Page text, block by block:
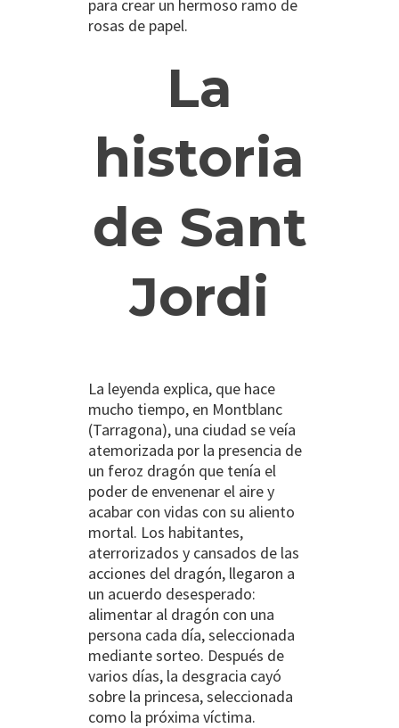
para crear un hermoso ramo de
rosas de papel.
La
historia
de Sant
Jordi
La leyenda explica, que hace
mucho tiempo, en Montblanc
(Tarragona), una ciudad se veía
atemorizada por la presencia de
un feroz dragón que tenía el
poder de envenenar el aire y
acabar con vidas con su aliento
mortal. Los habitantes,
aterrorizados y cansados de las
acciones del dragón, llegaron a
un acuerdo desesperado:
alimentar al dragón con una
persona cada día, seleccionada
mediante sorteo. Después de
varios días, la desgracia cayó
sobre la princesa, seleccionada
como la próxima víctima.